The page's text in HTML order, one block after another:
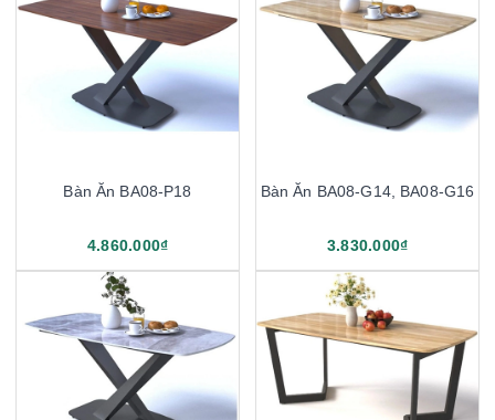
Bàn Ăn BA08-P18
4.860.000₫
Bàn Ăn BA08-G14, BA08-G16
3.830.000₫